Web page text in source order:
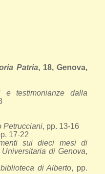
Patria, 18, Genova,
e testimonianze dalla
Petrucciani, pp. 13-16
17-22
sui dieci mesi di
di Genova,
di Alberto, pp.